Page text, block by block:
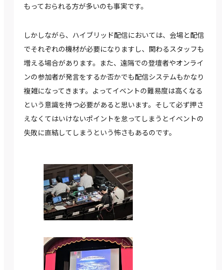
もっておられる方が多いのも事実です。
しかしながら、ハイブリッド配信においては、会場と配信
でそれぞれの機材が必要になりますし、関わるスタッフも
増える場合があります。また、遠隔での登壇者やオンライ
ンの参加者が発言をするか否かでも配信システムもかなり
複雑になってきます。よってイベントの難易度は高くなる
という意識を持つ必要があると思います。そして必ず押さ
えなくてはいけないポイントを怠ってしまうとイベントの
失敗に直結してしまうという怖さもあるのです。